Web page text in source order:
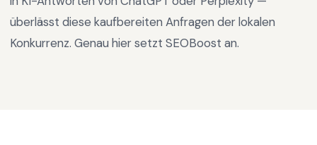
überlässt diese kaufbereiten Anfragen der lokalen
Konkurrenz. Genau hier setzt SEOBoost an.